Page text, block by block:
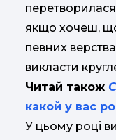
якщо хочеш,
певних
викласти
Читай також
какой у вас
У цьому році